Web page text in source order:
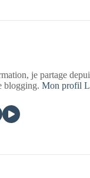
je partage
blogging.Mon profil